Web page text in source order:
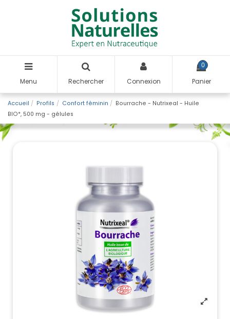
Menu Rechercher Connexion
0
Panier
Accueil Profils Confort féminin
Bourrache - Nutrixeal - Huile
BIO*, 500 mg - gélules